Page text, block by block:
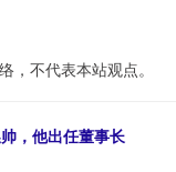
，不代表本站观点。
，他出任董事长